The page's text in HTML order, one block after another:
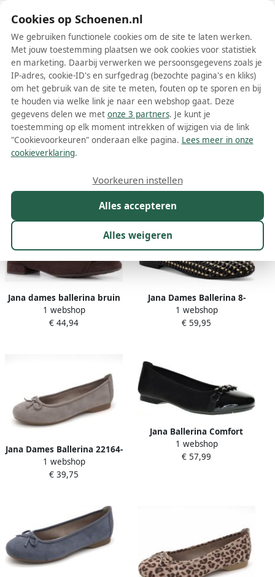
Schoenen.nl
Wis filters Alle filters
Jana dames ballerinas
Meer lezen
Jana dames ballerina bruin
1 webshop
€ 44,94
Jana Dames Ballerina 8-
22161-46 030 H-breedte
1 webshop
€ 59,95
Jana Dames Ballerina 22164-
231 Stone Wijdte H
1 webshop
€ 39,75
Jana Ballerina Comfort
Zwart
1 webshop
€ 57,99
Cookies op Schoenen.nl
We gebruiken functionele cookies om de site te laten werken.
Met jouw toestemming plaatsen we ook cookies voor statistiek
en marketing. Daarbij verwerken we persoonsgegevens zoals je
IP-adres, cookie-ID's en surfgedrag (bezochte pagina's en kliks)
om het gebruik van de site te meten, fouten op te sporen en bij
te houden via welke link je naar een webshop gaat. Deze
gegevens delen we met onze 3 partners. Je kunt je
toestemming op elk moment intrekken of wijzigen via de link
"Cookievoorkeuren" onderaan elke pagina. Lees meer in onze
cookieverklaring.
Alles accepteren
Alles weigeren
Voorkeuren instellen